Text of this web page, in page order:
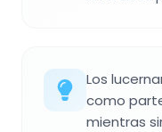
Los
como
mientras